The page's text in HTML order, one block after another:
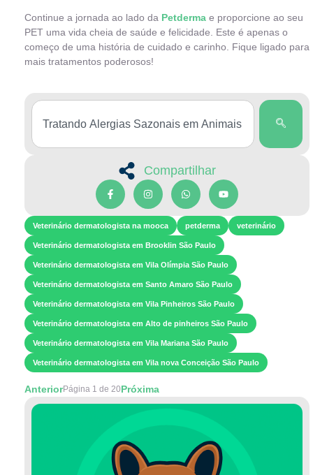
Continue a jornada ao lado da Petderma e proporcione ao seu
PET uma vida cheia de saúde e felicidade. Este é apenas o
começo de uma história de cuidado e carinho. Fique ligado para
mais tratamentos poderosos!
Compartilhar
Veterinário dermatologista na mooca petderma veterinário
Veterinário dermatologista em Brooklin São Paulo
Veterinário dermatologista em Vila Olímpia São Paulo
Veterinário dermatologista em Santo Amaro São Paulo
Veterinário dermatologista em Vila Pinheiros São Paulo
Veterinário dermatologista em Alto de pinheiros São Paulo
Veterinário dermatologista em Vila Mariana São Paulo
Veterinário dermatologista em Vila nova Conceição São Paulo
AnteriorPágina 1 de 20Próxima